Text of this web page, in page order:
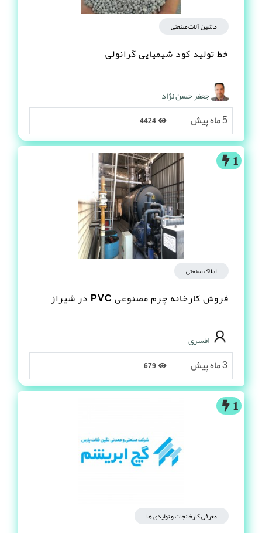
ماشین آلات صنعتی
خط تولید کود شیمیایی گرانولی
جعفر حسن نژاد
5 ماه پیش
1
املاک صنعتی
فروش کارخانه چرم مصنوعى PVC در شیراز
افسری
3 ماه پیش
1
معرفی کارخانجات و تولیدی ها